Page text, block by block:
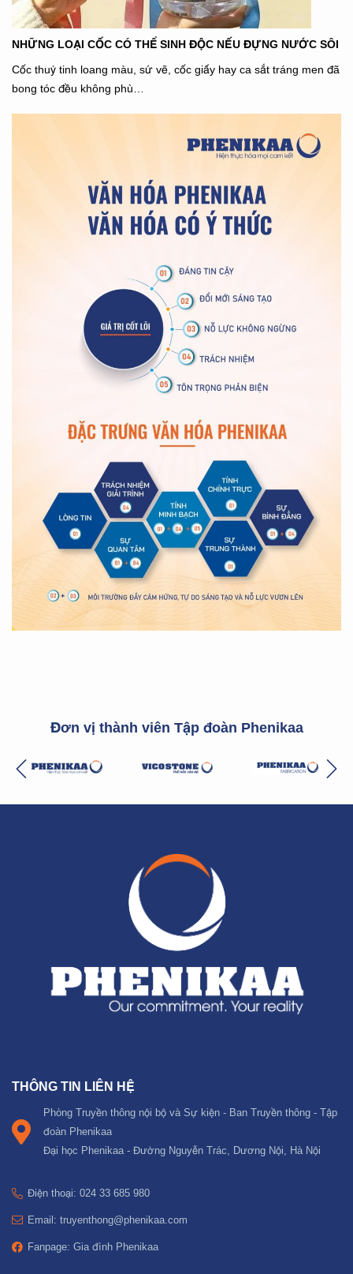
NHỮNG LOẠI CỐC CÓ THỂ SINH ĐỘC NẾU ĐỰNG NƯỚC SÔI
Cốc thuỷ tinh loang màu, sứ vẽ, cốc giấy hay ca sắt tráng men đã
bong tóc đều không phù…
Đơn vị thành viên Tập đoàn Phenikaa
THÔNG TIN LIÊN HỆ
Phòng Truyền thông nội bộ và Sự kiện - Ban Truyền thông - Tập
đoàn Phenikaa
Đại học Phenikaa - Đường Nguyễn Trác, Dương Nội, Hà Nội
Điện thoại: 024 33 685 980
Email: truyenthong@phenikaa.com
Fanpage: Gia đình Phenikaa